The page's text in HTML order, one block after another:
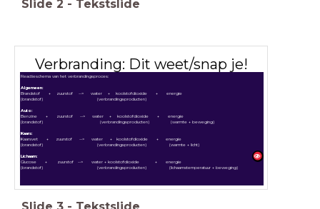
Slide 2 - Tekstslide
Verbranding: Dit weet/snap je!
Reactieschema van het verbrandingsproces:
Algemeen:
Brandstof + zuurstof --> water + koolstofdioxide + energie
(brandstof) (verbrandingsproducten)
Auto:
Benzine + zuurstof --> water + koolstofdioxide + energie
(brandstof) (verbrandingsproducten) (warmte + beweging)
Kaars:
Kaarsvet + zuurstof --> water + koolstofdioxide + energie
(brandstof) (verbrandingsproducten) (warmte + licht)
Lichaam:
Glucose + zuurstof --> water + koolstofdioxide + energie
(brandstof) (verbrandingsproducten) (lichaamstemperatuur + beweging)
Slide 3 - Tekstslide